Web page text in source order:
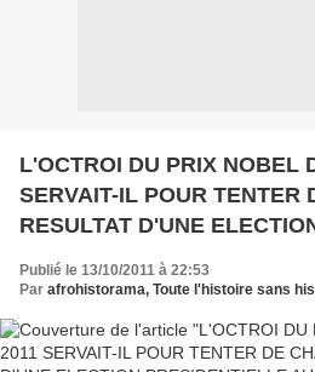
L'OCTROI DU PRIX NOBEL
SERVAIT-IL POUR TENTER
RESULTAT D'UNE
Publié le 13/10/2011 à 22:53
Par afrohistorama, Toute l'histoire sans